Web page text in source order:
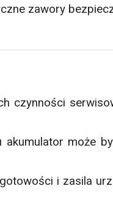
zawory
czynności
akumulator może
i zasila